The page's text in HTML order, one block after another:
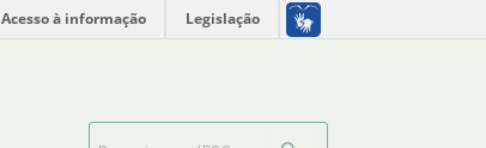
Acesso à informação Legislação